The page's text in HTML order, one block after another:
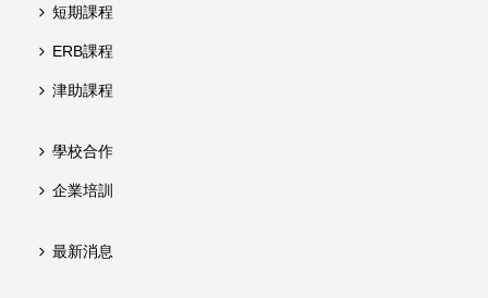
短期課程
ERB課程
津助課程
學校合作
企業培訓
最新消息